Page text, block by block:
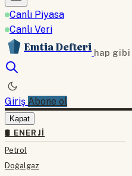
Canlı Piyasa
Canlı Veri
Emtia Defteri hap gibi
Giriş Abone ol
Kapat
🛢 ENERJI
Petrol
Doğalgaz